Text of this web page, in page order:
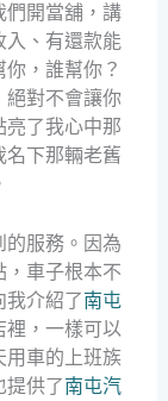
們開當舖，講
入、有還款能
，誰幫你？
絕對不會讓你
亮了我心中那
名下那輛老舊
的服務。因為
，車子根本不
我介紹了南屯
裡，一樣可以
用車的上班族
提供了南屯汽